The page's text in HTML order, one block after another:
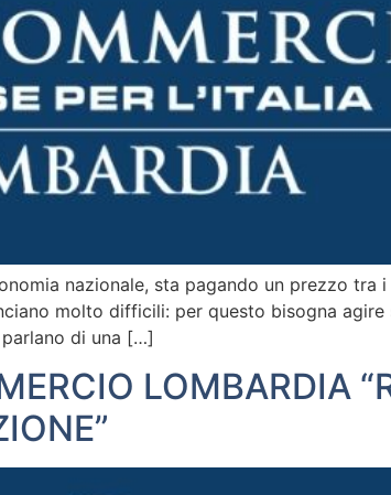
nazionale, sta pagando un prezzo tra i
molto difficili: per questo bisogna
di una […]
LOMBARDIA